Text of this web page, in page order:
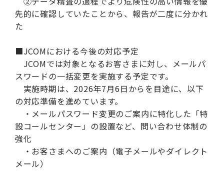
先的に確認していたことから、報告が二度に分かれ
た
■JCOMにおける今後の対応予定
JCOMでは対象となるお客さまに対し、メールパ
スワードの一括変更を実施する予定です。
実施時期は、2026年7月6日からを目途に、以下
の対応準備を進めています。
・メールパスワード変更のご案内に特化した「特
設コールセンター」の設置など、問い合わせ体制の
強化
・お客さまへのご案内（電子メールやダイレクト
メール）